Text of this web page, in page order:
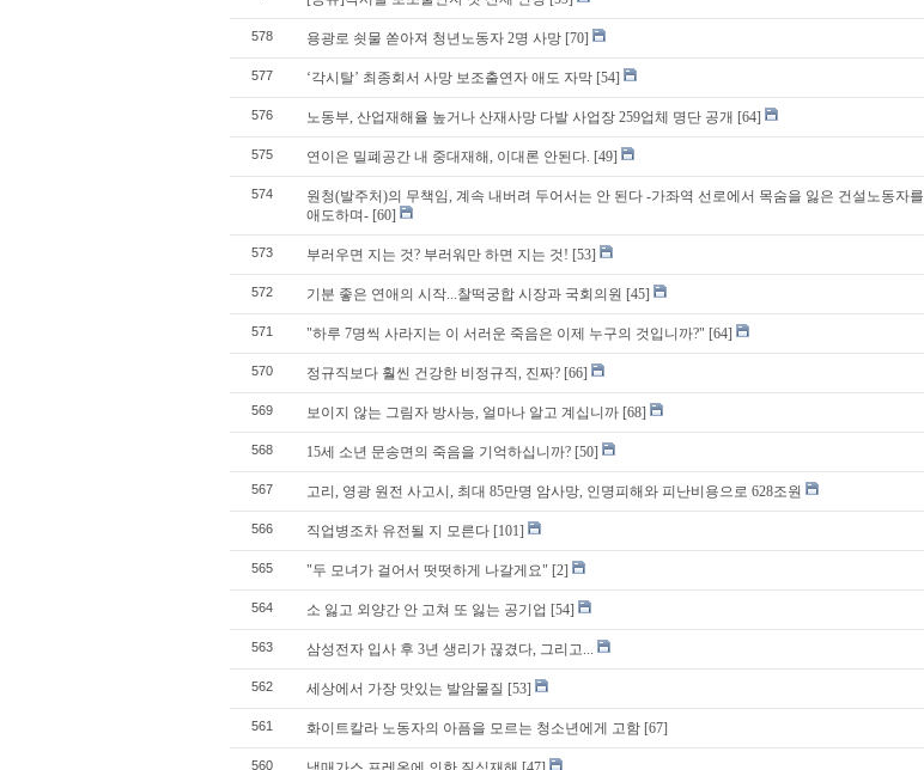
578 용광로 쇳물 쏟아져 청년노동자 2명 사망 [70]
577 ‘각시탈’ 최종회서 사망 보조출연자 애도 자막 [54]
576 노동부, 산업재해율 높거나 산재사망 다발 사업장 259업체 명단 공개 [64]
575 연이은 밀폐공간 내 중대재해, 이대론 안된다. [49]
574
원청(발주처)의 무책임, 계속 내버려 두어서는 안 된다 -가좌역 선로에서 목숨을 잃은 건설노동자를
애도하며- [60]
573 부러우면 지는 것? 부러워만 하면 지는 것! [53]
572 기분 좋은 연애의 시작...찰떡궁합 시장과 국회의원 [45]
571 "하루 7명씩 사라지는 이 서러운 죽음은 이제 누구의 것입니까?" [64]
570 정규직보다 훨씬 건강한 비정규직, 진짜? [66]
569 보이지 않는 그림자 방사능, 얼마나 알고 계십니까 [68]
568 15세 소년 문송면의 죽음을 기억하십니까? [50]
567 고리, 영광 원전 사고시, 최대 85만명 암사망, 인명피해와 피난비용으로 628조원
566 직업병조차 유전될 지 모른다 [101]
565 "두 모녀가 걸어서 떳떳하게 나갈게요" [2]
564 소 잃고 외양간 안 고쳐 또 잃는 공기업 [54]
563 삼성전자 입사 후 3년 생리가 끊겼다, 그리고...
562 세상에서 가장 맛있는 발암물질 [53]
561 화이트칼라 노동자의 아픔을 모르는 청소년에게 고함 [67]
560